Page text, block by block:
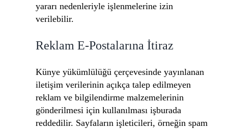
yararı nedenleriyle işlenmelerine izin
verilebilir.
Reklam E-Postalarına İtiraz
Künye yükümlülüğü çerçevesinde yayınlanan
iletişim verilerinin açıkça talep edilmeyen
reklam ve bilgilendirme malzemelerinin
gönderilmesi için kullanılması işburada
reddedilir. Sayfaların işleticileri, örneğin spam